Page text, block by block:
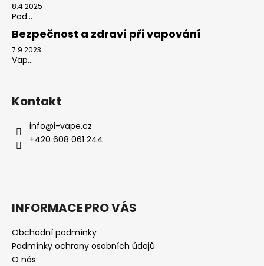
8.4.2025
Pod...
Bezpečnost a zdraví při vapování
7.9.2023
Vap...
Kontakt
info@i-vape.cz
+420 608 061 244
INFORMACE PRO VÁS
Obchodní podmínky
Podmínky ochrany osobních údajů
O nás